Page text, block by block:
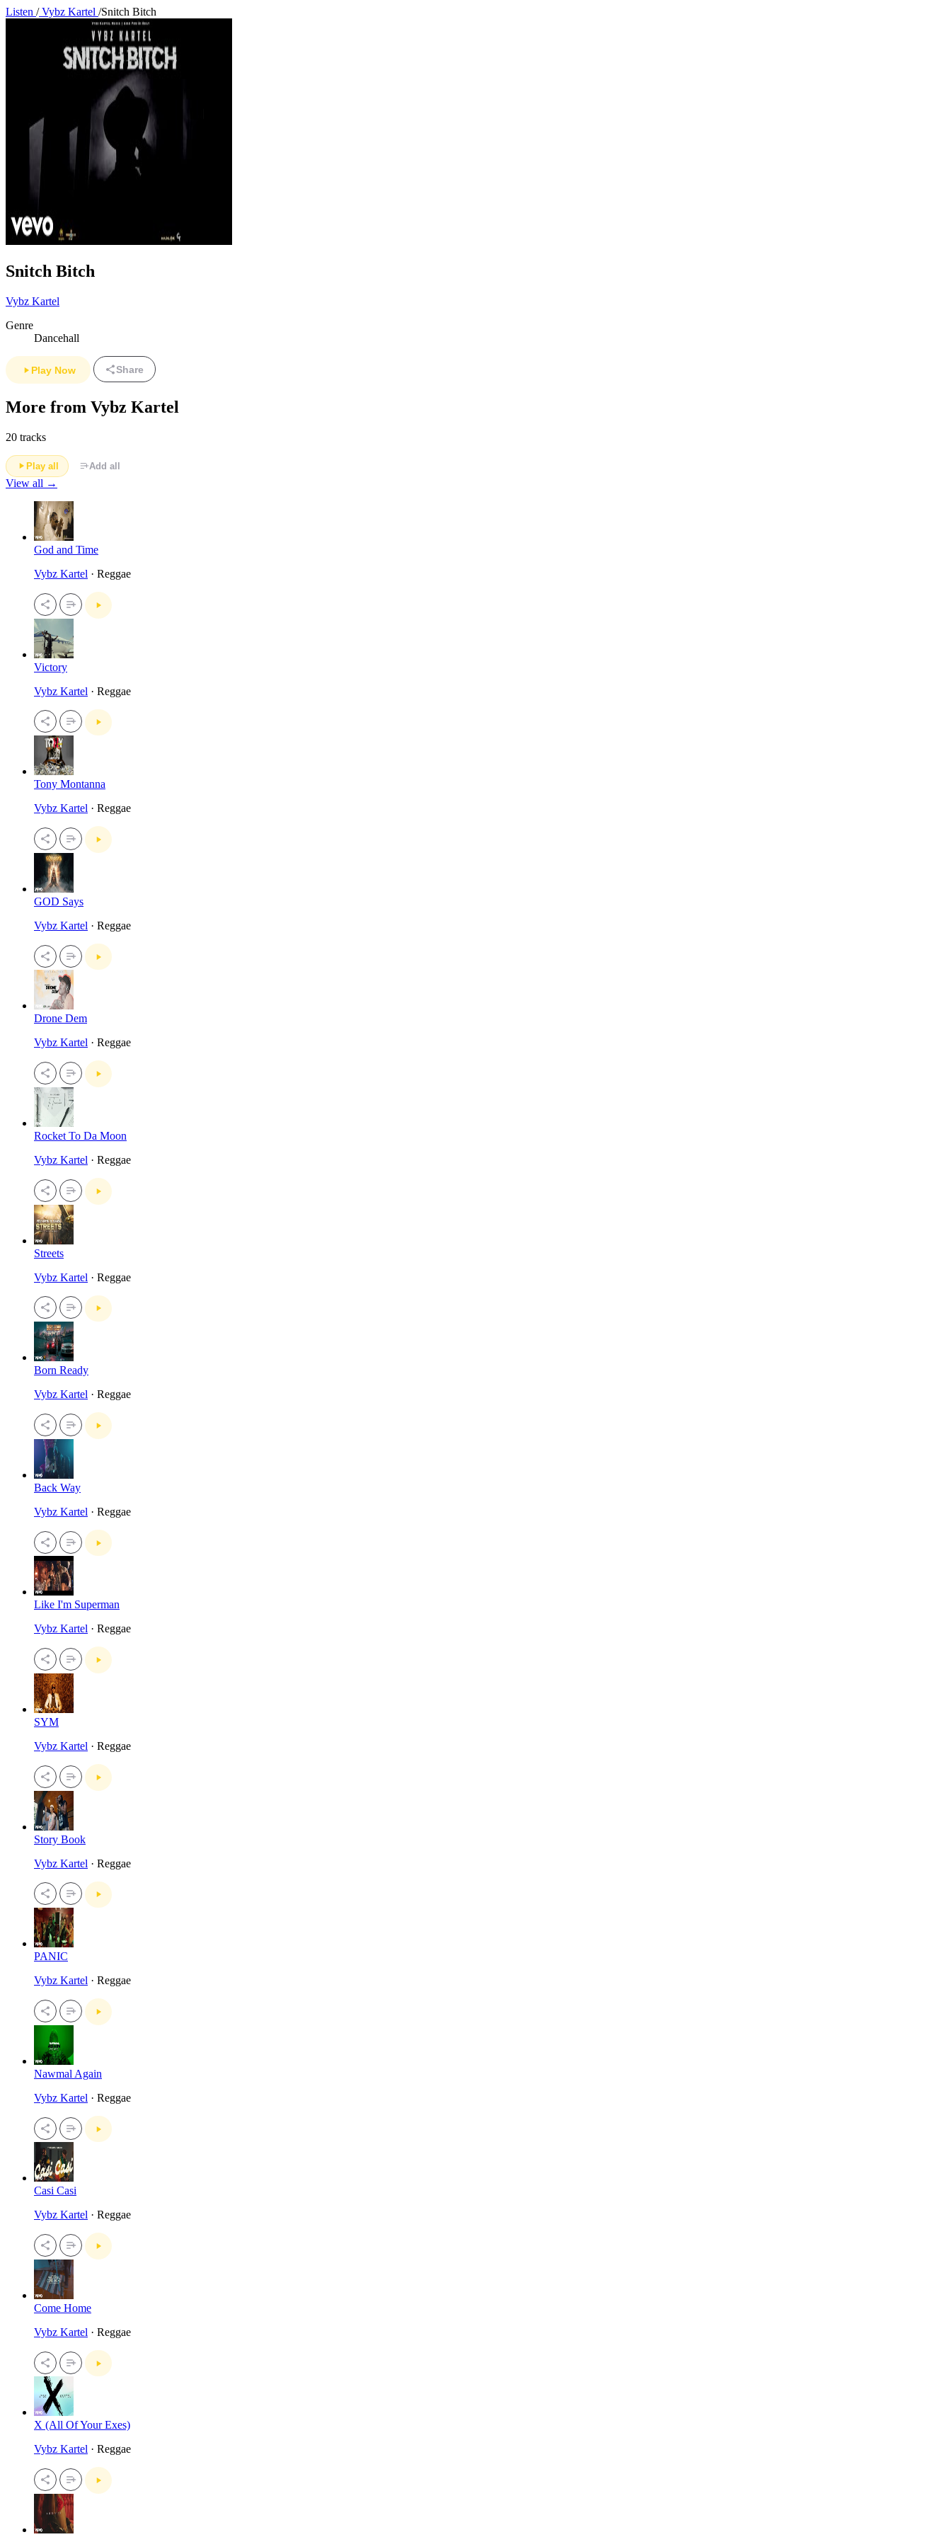
Listen /Vybz Kartel /Snitch Bitch
Snitch Bitch
Vybz Kartel
Genre
Dancehall
Play Now Share
More from Vybz Kartel
20 tracks
Play all Add all
View all →
God and Time
Vybz Kartel · Reggae
Victory
Vybz Kartel · Reggae
Tony Montanna
Vybz Kartel · Reggae
GOD Says
Vybz Kartel · Reggae
Drone Dem
Vybz Kartel · Reggae
Rocket To Da Moon
Vybz Kartel · Reggae
Streets
Vybz Kartel · Reggae
Born Ready
Vybz Kartel · Reggae
Back Way
Vybz Kartel · Reggae
Like I'm Superman
Vybz Kartel · Reggae
SYM
Vybz Kartel · Reggae
Story Book
Vybz Kartel · Reggae
PANIC
Vybz Kartel · Reggae
Nawmal Again
Vybz Kartel · Reggae
Casi Casi
Vybz Kartel · Reggae
Come Home
Vybz Kartel · Reggae
X (All Of Your Exes)
Vybz Kartel · Reggae